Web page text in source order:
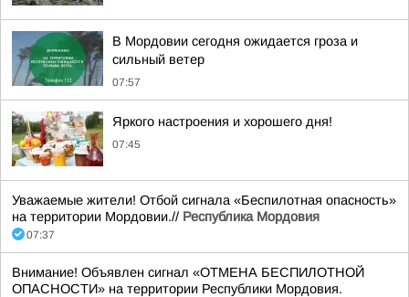
В Мордовии сегодня ожидается гроза и
сильный ветер
07:57
Яркого настроения и хорошего дня!
07:45
Уважаемые жители! Отбой сигнала «Беспилотная опасность»
на территории Мордовии.// Республика Мордовия
07:37
Внимание! Объявлен сигнал «ОТМЕНА БЕСПИЛОТНОЙ
ОПАСНОСТИ» на территории Республики Мордовия.